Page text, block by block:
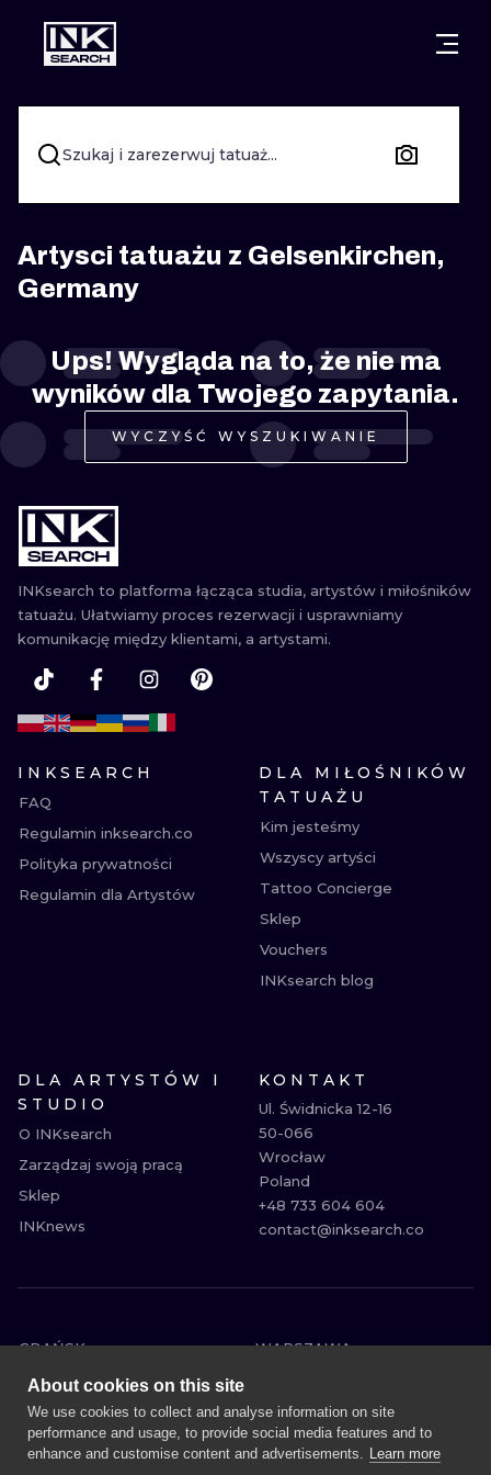
MIASTA GDAŃSK
WARSZAWA POZNAŃ
KRAKÓW KATOWICE
WROCŁAW ŁÓDŹ
BERLIN
AMSTERDAM EDYNBURG
PRAGA LONDYN
STYLE
KALIGRAFIA
NEW
TRIBAL
RYCINOWE
Szukaj i zarezerwuj tatuaż...
Artysci tatuażu z Gelsenkirchen,
Germany
Ups! Wygląda na to, że nie ma
wyników dla Twojego zapytania.
WYCZYŚĆ WYSZUKIWANIE
INKsearch to platforma łącząca studia, artystów i miłośników
tatuażu. Ułatwiamy proces rezerwacji i usprawniamy
komunikację między klientami, a artystami.
INKSEARCH
FAQ
Regulamin inksearch.co
Polityka prywatności
Regulamin dla Artystów
DLA MIŁOŚNIKÓW
TATUAŻU
Kim jesteśmy
Wszyscy artyści
Tattoo Concierge
Sklep
Vouchers
INKsearch blog
DLA ARTYSTÓW I
STUDIO
O INKsearch
Zarządzaj swoją pracą
Sklep
INKnews
KONTAKT
Ul. Świdnicka 12-16
50-066
Wrocław
Poland
+48 733 604 604
contact@inksearch.co
GDAŃSK
WARSZAWA
POZNAŃ
KATOWICE
WROCŁAW
ŁÓDŹ
BERLIN
About cookies on this site
We use cookies to collect and analyse information on site
performance and usage, to provide social media features and to
enhance and customise content and advertisements. Learn more